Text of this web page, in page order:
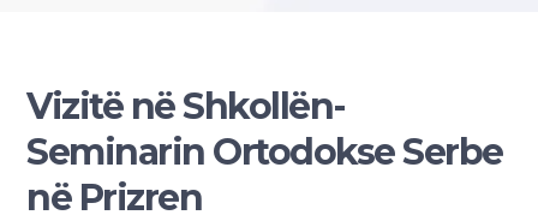
Vizitë në Shkollën-
Seminarin Ortodokse Serbe
në Prizren